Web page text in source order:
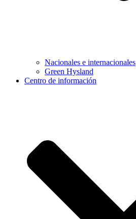
Nacionales e internacionales
Green Hysland
Centro de información